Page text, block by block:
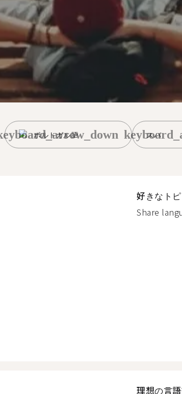
ポルトガル語 スバ
好きなト
Share
理想の言